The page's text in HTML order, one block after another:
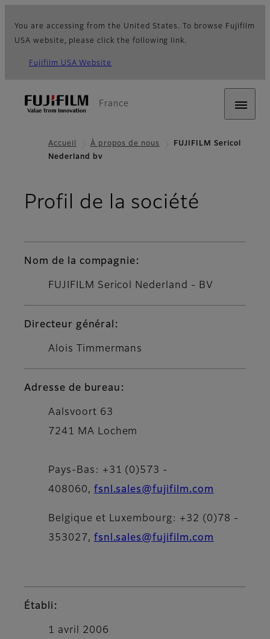
You are accessing from the United States. To browse Fujifilm
USA website, please click the following link.
Fujifilm USA Website
France
Accueil À propos de nous
FUJIFILM Sericol
Nederland bv
Profil de la société
Nom de la compagnie:
FUJIFILM Sericol Nederland - BV
Directeur général:
Alois Timmermans
Adresse de bureau:
Aalsvoort 63
7241 MA Lochem
Pays-Bas: +31 (0)573 -
408060, fsnl.sales@fujifilm.com
Belgique et Luxembourg: +32 (0)78 -
353027, fsnl.sales@fujifilm.com
Établi:
1 avril 2006